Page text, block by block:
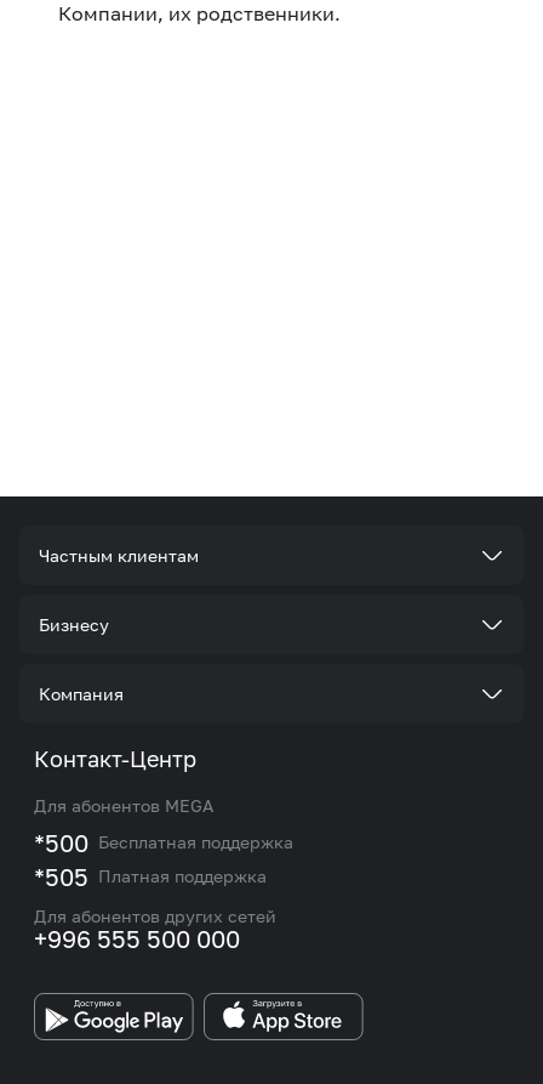
Компании, их родственники.
Частным клиентам
Тарифы
Роуминг и международные звонки
eSIM
Подбор номера
Бизнесу
Стать корпоративным клиентом
M2M
Контакты сотрудников отдела по работе с
корпоративными и VIP клиентами
Компания
О нас
Новости
Карта покрытия сети и центров обслуживания
Работа в MEGA
Бренд MEGA
Контакт-Центр
Для абонентов MEGA
*500 Бесплатная поддержка
*505 Платная поддержка
Для абонентов других сетей
+996 555 500 000